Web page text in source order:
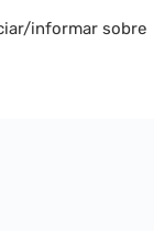
informar sobre